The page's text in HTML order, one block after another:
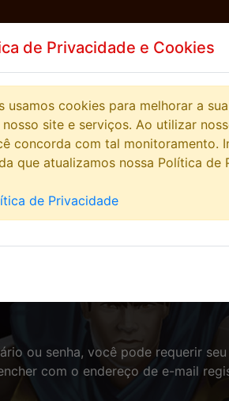
HIGHSCORE STREAMERS
ou senha, você pode requerir
com o endereço de e-mail
de Privacidade e Cookies
usamos cookies para melhorar a
nosso site e serviços. Ao utilizar
concorda com tal monitoramento.
que atualizamos nossa Política de
de Privacidade